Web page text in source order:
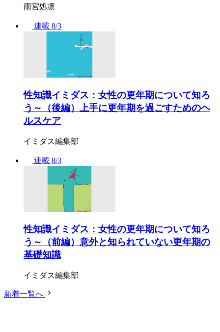
雨宮処凛
連載 8/3
性知識イミダス：女性の更年期について知ろ
う～（後編）上手に更年期を過ごすためのヘ
ルスケア
イミダス編集部
連載 8/3
性知識イミダス：女性の更年期について知ろ
う～（前編）意外と知られていない更年期の
基礎知識
イミダス編集部
新着一覧へ